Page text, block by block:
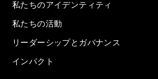
私たちのアイデンティティ
私たちの活動
リーダーシップとガバナンス
インパクト